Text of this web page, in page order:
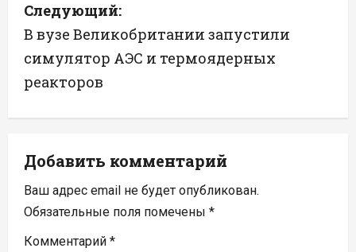
г
а
ц
и
я
п
о
Следующий:
В вузе Великобритании запустили
симулятор АЭС и термоядерных
реакторов
Добавить комментарий
Ваш адрес email не будет опубликован.
Обязательные поля помечены *
Комментарий *